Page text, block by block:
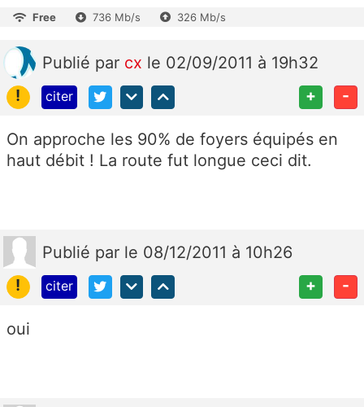
Free 736 Mb/s 326 Mb/s
Publié par cx le 02/09/2011 à 19h32
!
citer + -
On approche les 90% de foyers équipés en
haut débit ! La route fut longue ceci dit.
Publié par le 08/12/2011 à 10h26
!
citer + -
oui